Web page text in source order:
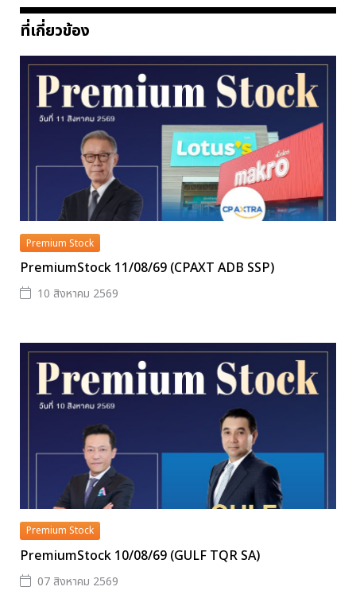
ที่เกี่ยวข้อง
Premium Stock
PremiumStock 11/08/69 (CPAXT ADB SSP)
10 สิงหาคม 2569
Premium Stock
PremiumStock 10/08/69 (GULF TQR SA)
07 สิงหาคม 2569